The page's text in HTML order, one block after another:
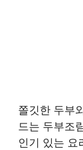
쫄깃한 두부
드는 두부조
인기 있는 요